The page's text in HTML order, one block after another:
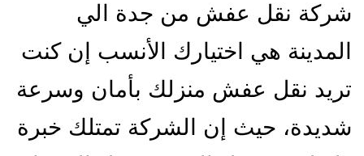
شركة نقل عفش من جدة الي
المدينة هي اختيارك الأنسب إن كنت
تريد نقل عفش منزلك بأمان وسرعة
شديدة، حيث إن الشركة تمتلك خبرة